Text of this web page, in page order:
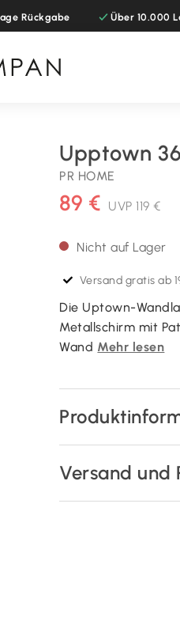
Rückgabe Über 10.000
Upptown
PR HOME
89 € UVP119 €
Nicht auf Lager
Versand gratis ab
Die Uptown-
Metallschirm mit
Wand Mehr lesen
Versand und